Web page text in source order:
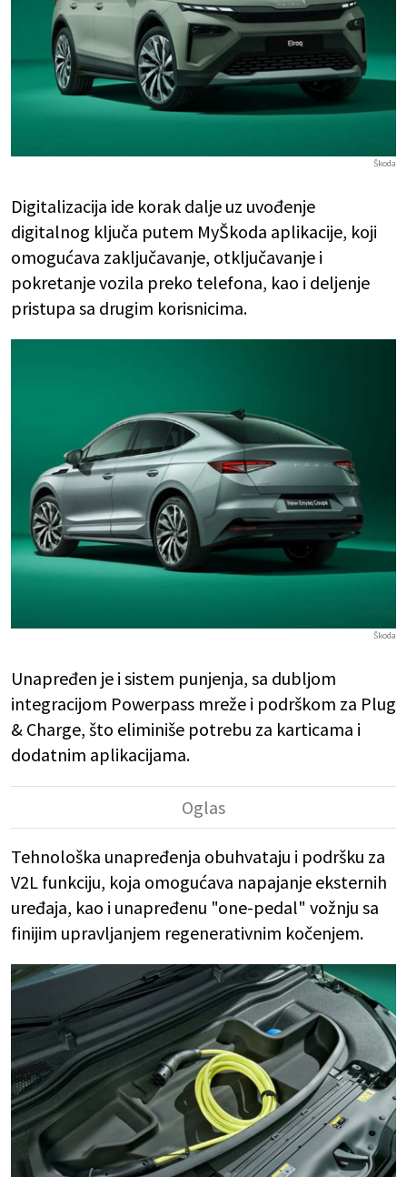
Škoda
Digitalizacija ide korak dalje uz uvođenje
digitalnog ključa putem MyŠkoda aplikacije, koji
omogućava zaključavanje, otključavanje i
pokretanje vozila preko telefona, kao i deljenje
pristupa sa drugim korisnicima.
Škoda
Unapređen je i sistem punjenja, sa dubljom
integracijom Powerpass mreže i podrškom za Plug
& Charge, što eliminiše potrebu za karticama i
dodatnim aplikacijama.
Tehnološka unapređenja obuhvataju i podršku za
V2L funkciju, koja omogućava napajanje eksternih
uređaja, kao i unapređenu "one-pedal" vožnju sa
finijim upravljanjem regenerativnim kočenjem.